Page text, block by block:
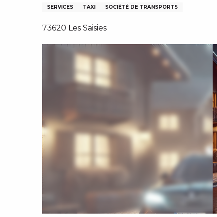
SERVICES TAXI SOCIÉTÉ DE TRANSPORTS
73620 Les Saisies